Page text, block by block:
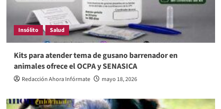
Insólito Salud
Kits para atender tema de gusano barrenador en
animales ofrece el OCPA y SENASICA
Redacción Ahora Infórmate mayo 18, 2026